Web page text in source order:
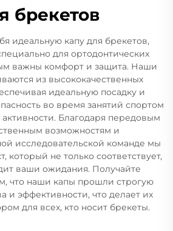
брекетов
идеальную капу для брекетов,
для ортодонтических
важны комфорт и защита. Наши
из высококачественных
идеальную посадку и
во время занятий спортом
Благодаря передовым
возможностям и
исследовательской команде мы
который не только соответствует,
ваши ожидания. Получайте
что наши капы прошли строгую
и эффективности, что делает их
для всех, кто носит брекеты.